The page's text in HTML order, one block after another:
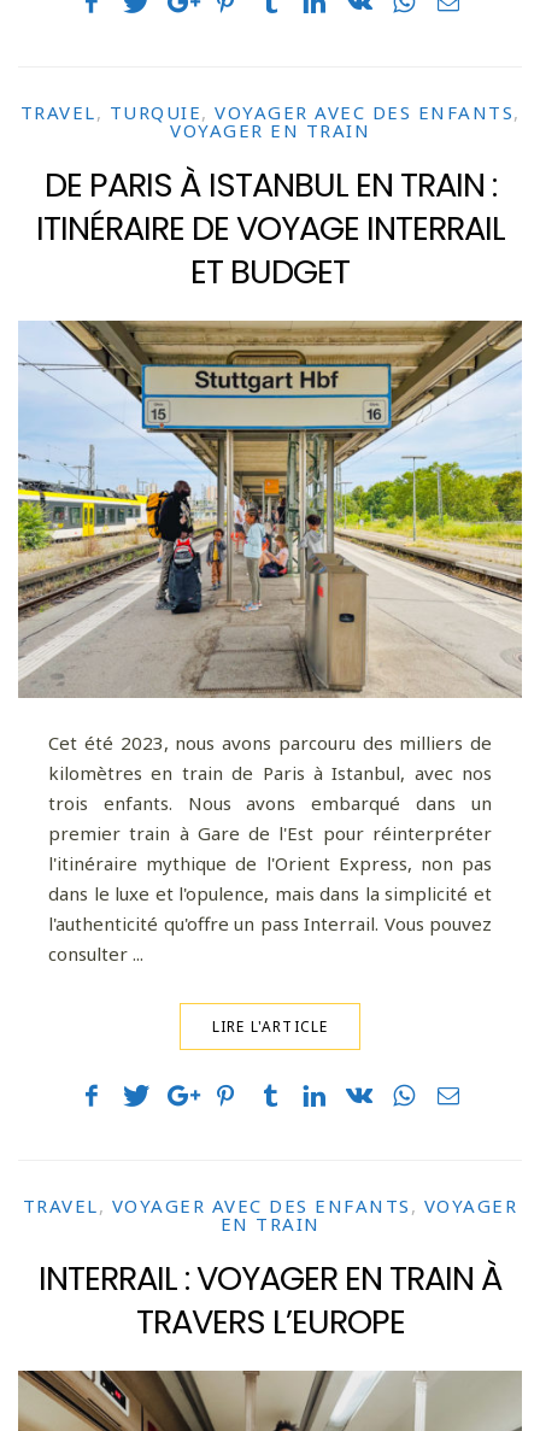
TRAVEL, TURQUIE, VOYAGER AVEC DES ENFANTS,
VOYAGER EN TRAIN
DE PARIS À ISTANBUL EN TRAIN :
ITINÉRAIRE DE VOYAGE INTERRAIL
ET BUDGET
Cet été 2023, nous avons parcouru des milliers de
kilomètres en train de Paris à Istanbul, avec nos
trois enfants. Nous avons embarqué dans un
premier train à Gare de l'Est pour réinterpréter
l'itinéraire mythique de l'Orient Express, non pas
dans le luxe et l'opulence, mais dans la simplicité et
l'authenticité qu'offre un pass Interrail. Vous pouvez
consulter ...
LIRE L'ARTICLE
TRAVEL, VOYAGER AVEC DES ENFANTS , VOYAGER
EN TRAIN
INTERRAIL : VOYAGER EN TRAIN À
TRAVERS L’EUROPE